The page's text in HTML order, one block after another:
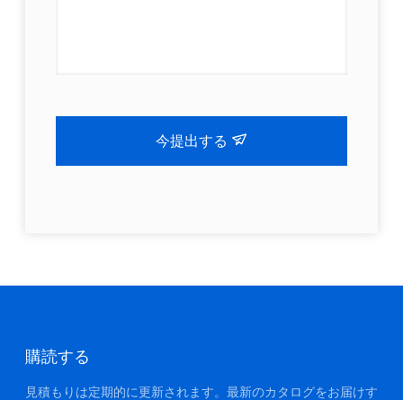
今提出する
購読する
見積もりは定期的に更新されます。最新のカタログをお届けす